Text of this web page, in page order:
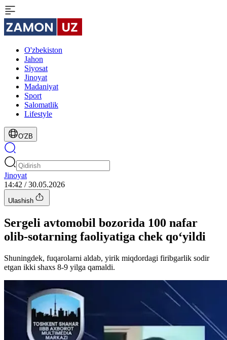
O'zbekiston
Jahon
Siyosat
Jinoyat
Madaniyat
Sport
Salomatlik
Lifestyle
O'ZB
Jinoyat
14:42 / 30.05.2026
Ulashish
Sergeli avtomobil bozorida 100 nafar
olib-sotarning faoliyatiga chek qo‘yildi
Shuningdek, fuqarolarni aldab, yirik miqdordagi firibgarlik sodir
etgan ikki shaxs 8-9 yilga qamaldi.